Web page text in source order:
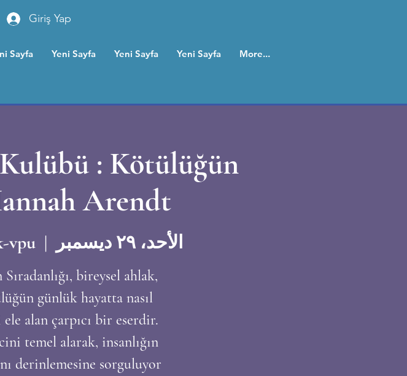
Giriş Yap
Sayfa Yeni Sayfa Yeni Sayfa Yeni Sayfa More...
: Kötülüğün
Arendt
الأحد، ٢٩ ديسمبر
  |
vpu
bireysel ahlak,
günlük hayatta nasıl
alan çarpıcı bir eserdir.
temel alarak, insanlığın
derinlemesine sorguluyor.